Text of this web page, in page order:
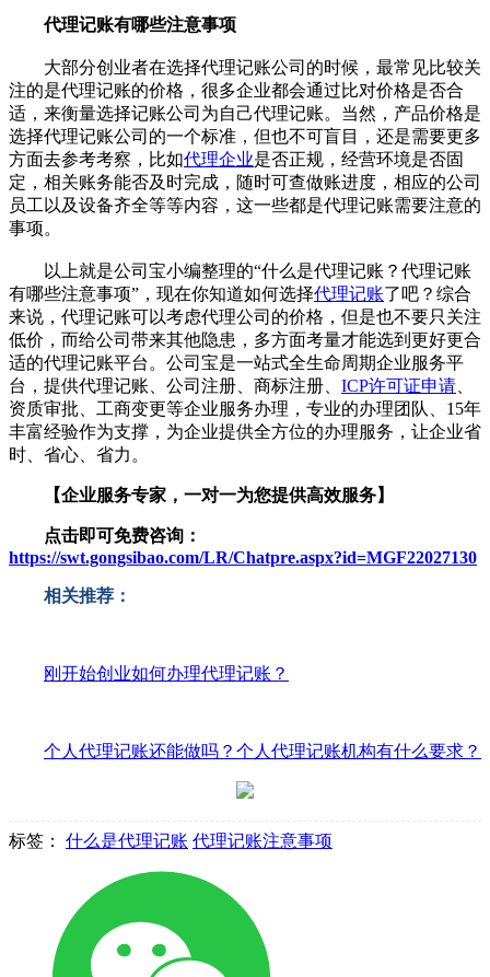
代理记账有哪些注意事项
大部分创业者在选择代理记账公司的时候，最常见比较关
注的是代理记账的价格，很多企业都会通过比对价格是否合
适，来衡量选择记账公司为自己代理记账。当然，产品价格是
选择代理记账公司的一个标准，但也不可盲目，还是需要更多
方面去参考考察，比如代理企业是否正规，经营环境是否固
定，相关账务能否及时完成，随时可查做账进度，相应的公司
员工以及设备齐全等等内容，这一些都是代理记账需要注意的
事项。
以上就是公司宝小编整理的“什么是代理记账？代理记账
有哪些注意事项”，现在你知道如何选择代理记账了吧？综合
来说，代理记账可以考虑代理公司的价格，但是也不要只关注
低价，而给公司带来其他隐患，多方面考量才能选到更好更合
适的代理记账平台。公司宝是一站式全生命周期企业服务平
台，提供代理记账、公司注册、商标注册、 ICP许可证申请
资质审批、工商变更等企业服务办理，专业的办理团队、15年
丰富经验作为支撑，为企业提供全方位的办理服务，让企业省
时、省心、省力。
【企业服务专家，一对一为您提供高效服务】
点击即可免费咨询：
https://swt.gongsibao.com/LR/Chatpre.aspx?id=MGF22027130
相关推荐：
刚开始创业如何办理代理记账？
个人代理记账还能做吗？个人代理记账机构有什么要求？
标签： 什么是代理记账 代理记账注意事项